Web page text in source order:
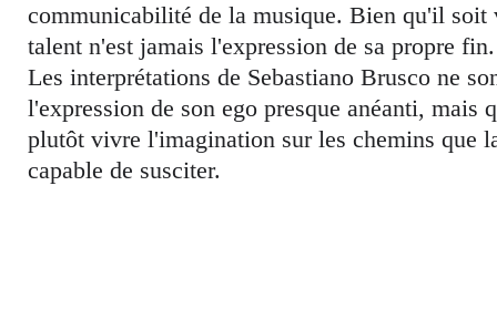
communicabilité de la musique. Bien qu'il soit
talent n'est jamais l'expression de sa propre fin.
Les interprétations de Sebastiano Brusco ne
l'expression de son ego presque anéanti, mais
plutôt vivre l'imagination sur les chemins que
capable de susciter.